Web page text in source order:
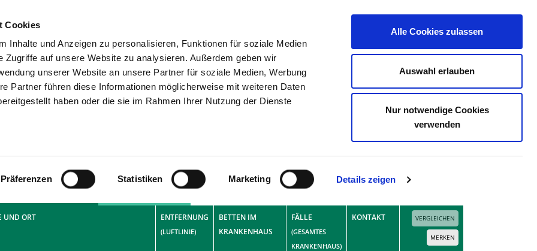
Cookies
Inhalte und Anzeigen zu personalisieren, Funktionen für soziale Medien
Zugriffe auf unsere Website zu analysieren. Außerdem geben wir
unserer Website an unsere Partner für soziale Medien, Werbung
Partner führen diese Informationen möglicherweise mit weiteren Daten
haben oder die sie im Rahmen Ihrer Nutzung der Dienste
Präferenzen Statistiken Marketing Details zeigen
Alle Cookies zulassen
Auswahl erlauben
Nur notwendige Cookies
verwenden
SUCHEN TIPPS & HILFE DAS VERZEICHNIS STELLENBÖRSE KONTAKT
Erweiterte Suche Suchen
Liste Fallzahlen mit 1 bis 3 Fällen berücksichtigen?
UND ORT ENTFERNUNG
(LUFTLINIE)
BETTEN IM
KRANKENHAUS
FÄLLE
(GESAMTES
KRANKENHAUS)
KONTAKT VERGLEICHEN
MERKEN